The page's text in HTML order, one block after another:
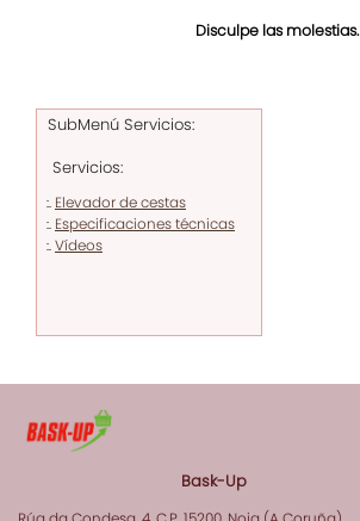
Disculpe las molestias.
SubMenú Servicios:
Servicios:
:. Elevador de cestas
:. Especificaciones técnicas
:.Vídeos
Bask-Up